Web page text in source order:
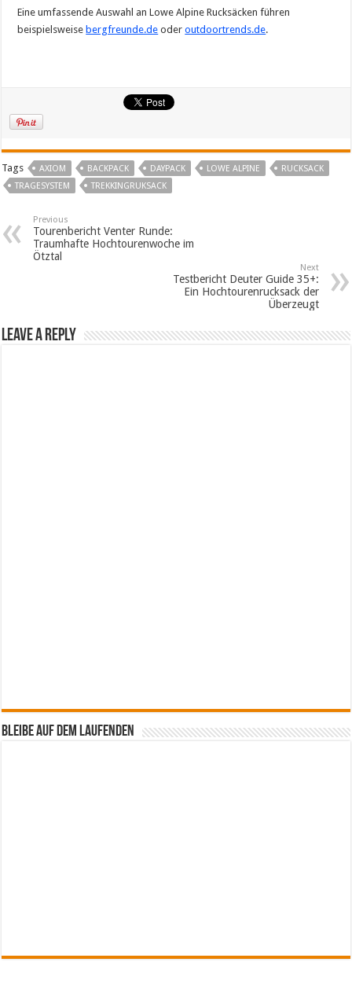
Eine umfassende Auswahl an Lowe Alpine Rucksäcken führen
beispielsweise bergfreunde.de oderoutdoortrends.de.
Tags AXIOM BACKPACK DAYPACK LOWE ALPINE
RUCKSACK
TRAGESYSTEM
TREKKINGRUKSACK
Previous
Tourenbericht Venter Runde:
Traumhafte Hochtourenwoche im
Ötztal
Next
Testbericht Deuter Guide 35+:
Ein Hochtourenrucksack der
Überzeugt
Leave a Reply
Bleibe auf dem Laufenden